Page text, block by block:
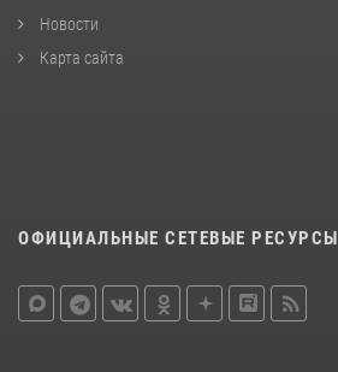
Новости
Карта сайта
ОФИЦИАЛЬНЫЕ СЕТЕВЫЕ РЕСУРСЫ